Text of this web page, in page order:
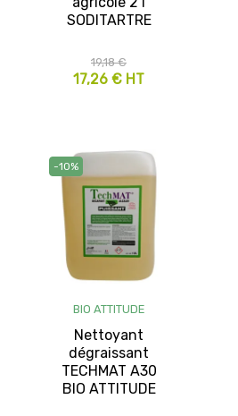
SODITARTRE
17,26 € HT
19,18 €
-10%
BIO ATTITUDE
Nettoyant
dégraissant
TECHMAT A30
BIO ATTITUDE